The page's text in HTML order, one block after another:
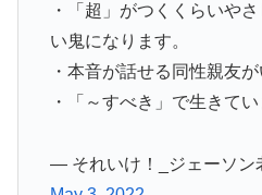
・「超」がつくくらいや
い鬼になります。
・本音が話せる同性親友が
・「～すべき」で生きてい
— それいけ！_ジェーソン